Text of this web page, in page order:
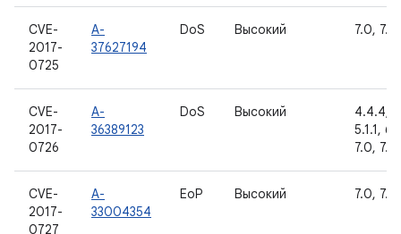
CVE-
2017-
0725
A-
37627194
DoS Высокий 7.0,
CVE-
2017-
0726
A-
36389123
DoS Высокий
4.4.4,
5.1.1,
7.0,
CVE-
2017-
0727
A-
33004354
EoP Высокий 7.0,